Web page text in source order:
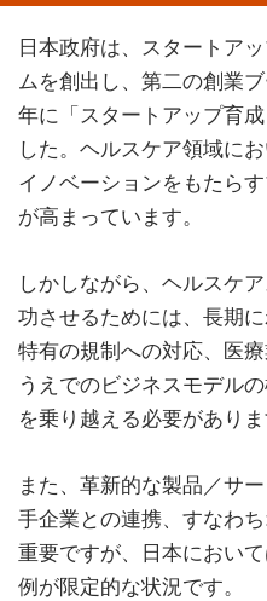
日本政府は、スタートア
ムを創出し、第二の創業
年に「スタートアップ育
した。ヘルスケア領域に
イノベーションをもたら
が高まっています。
しかしながら、ヘルスケ
功させるためには、長期
特有の規制への対応、医
うえでのビジネスモデル
を乗り越える必要がありま
また、革新的な製品／サ
手企業との連携、すなわ
重要ですが、日本におい
例が限定的な状況です。